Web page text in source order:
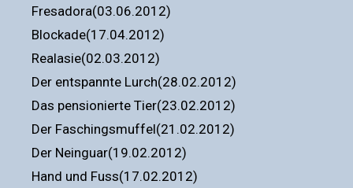
Fresadora(03.06.2012)
Blockade(17.04.2012)
Realasie(02.03.2012)
Der entspannte Lurch(28.02.2012)
Das pensionierte Tier(23.02.2012)
Der Faschingsmuffel(21.02.2012)
Der Neinguar(19.02.2012)
Hand und Fuss(17.02.2012)